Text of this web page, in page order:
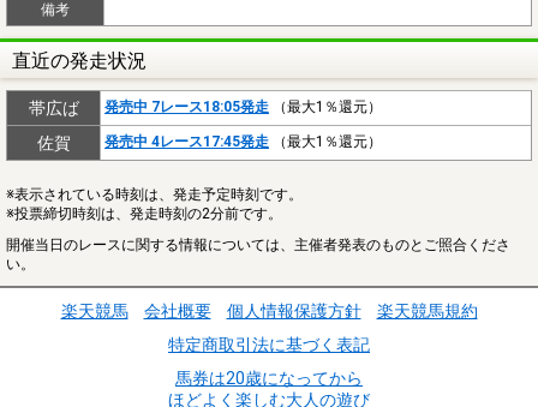
備考
直近の発走状況
帯広ば 発売中 7レース18:05発走 （最大1％還元）
佐賀 発売中 4レース17:45発走 （最大1％還元）
※表示されている時刻は、発走予定時刻です。
※投票締切時刻は、発走時刻の2分前です。
開催当日のレースに関する情報については、主催者発表のものとご照合くださ
い。
楽天競馬 会社概要 個人情報保護方針
楽天競馬規約
特定商取引法に基づく表記
馬券は20歳になってから
ほどよく楽しむ大人の遊び